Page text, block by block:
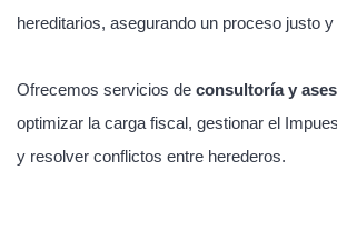
hereditarios, asegurando un proceso justo
Ofrecemos servicios de consultoría y
optimizar la carga fiscal, gestionar el
y resolver conflictos entre herederos.